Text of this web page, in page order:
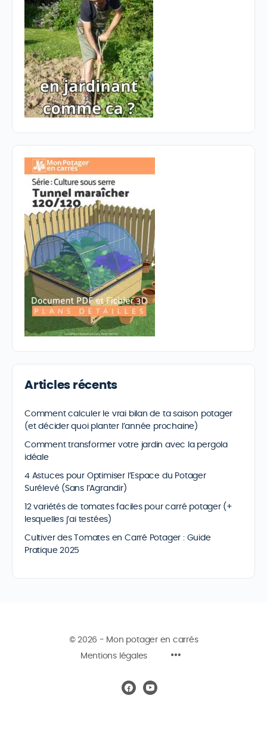
Articles récents
Comment calculer le vrai bilan de ta saison potager
(et décider quoi planter l’année prochaine)
Comment transformer votre jardin avec la pergola
idéale
4 Astuces pour Optimiser l’Espace du Potager
Surélevé (Sans l’Agrandir)
12 variétés de tomates faciles pour carré potager (+
lesquelles j’ai testées)
Cultiver des Tomates en Carré Potager : Guide
Pratique 2025
© 2026 - Mon potager en carrés
Mentions légales